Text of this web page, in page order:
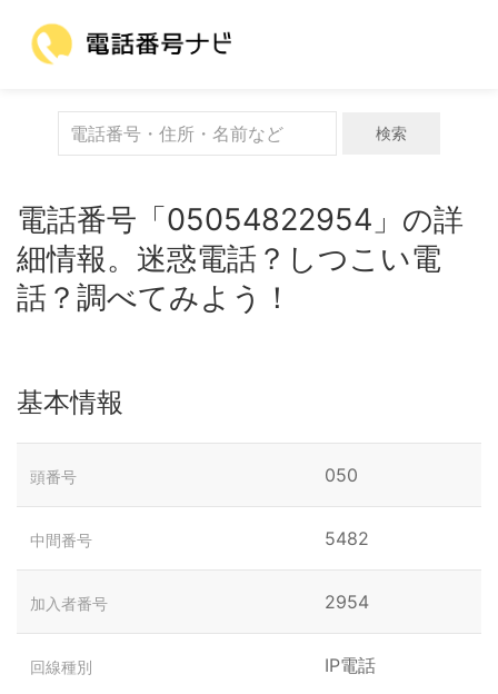
検索
電話番号「05054822954」の詳
細情報。迷惑電話？しつこい電
話？調べてみよう！
基本情報
頭番号 050
中間番号 5482
加入者番号 2954
回線種別 IP電話